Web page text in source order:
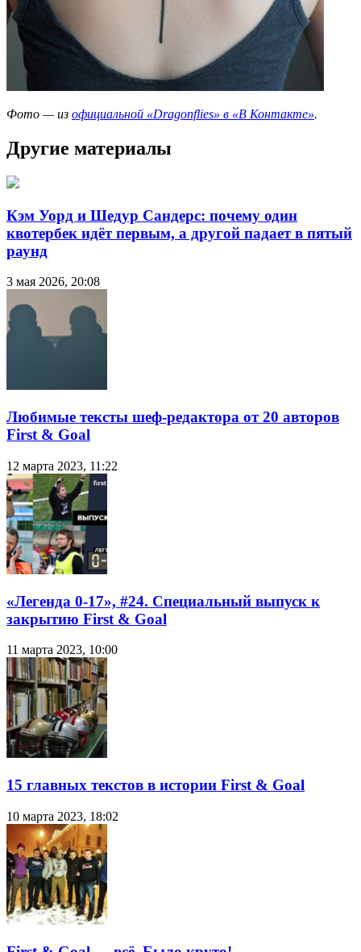
Фото — из официальной «Dragonflies» в «В Контакте».
Другие материалы
Кэм Уорд и Шедур Сандерс: почему один
квотербек идёт первым, а другой падает в пятый
раунд
3 мая 2026, 20:08
Любимые тексты шеф-редактора от 20 авторов
First & Goal
12 марта 2023, 11:22
«Легенда 0-17», #24. Специальный выпуск к
закрытию First & Goal
11 марта 2023, 10:00
15 главных текстов в истории First & Goal
10 марта 2023, 18:02